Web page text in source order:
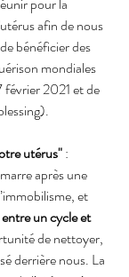
afin de nous
bénéficier des
mondiales
février 2021 et de
utérus" :
après une
et
un cycle et
de nettoyer,
derrière nous. La